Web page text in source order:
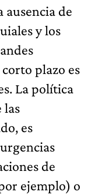
ausencia de
y los
plazo es
La política
las
es
de
ejemplo) o